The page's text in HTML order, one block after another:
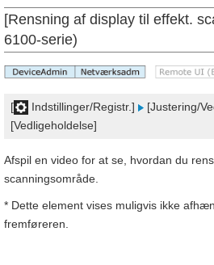
[Rensning af display til effekt.
6100-serie)
[ Indstillinger/Registr.]
[Justering/
[Vedligeholdelse]
Afspil en video for at se, hvordan du
scanningsområde.
* Dette element vises muligvis ikke
fremføreren.